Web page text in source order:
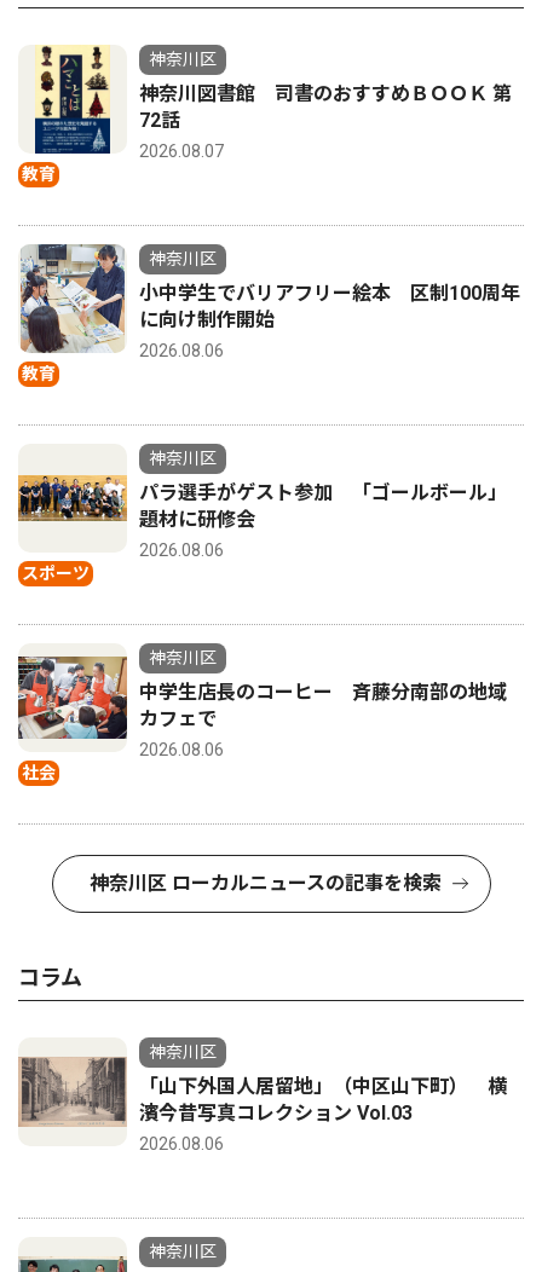
教育
神奈川区
神奈川図書館 司書のおすすめＢＯＯＫ 第
72話
2026.08.07
教育
神奈川区
小中学生でバリアフリー絵本 区制100周年
に向け制作開始
2026.08.06
スポーツ
神奈川区
パラ選手がゲスト参加 「ゴールボール」
題材に研修会
2026.08.06
社会
神奈川区
中学生店長のコーヒー 斉藤分南部の地域
カフェで
2026.08.06
神奈川区 ローカルニュースの記事を検索
コラム
神奈川区
「山下外国人居留地」（中区山下町） 横
濱今昔写真コレクション Vol.03
2026.08.06
神奈川区